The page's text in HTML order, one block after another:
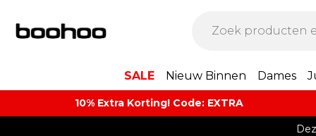
SALE Nieuw Binnen Dames
10% Extra Korting! Code: EXTRA​